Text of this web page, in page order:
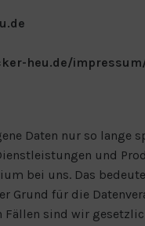
heu.de/
Daten nur so lange
und
bei uns. Das
Grund für die
Fällen sind wir